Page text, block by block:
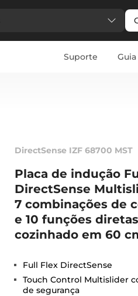
Suporte
DirectSense IZF 68700 MST
Placa de indução
DirectSense
7 combinações de
e 10 funções
cozinhado em 60
Full Flex DirectSense
Touch Control Multislider
de segurança